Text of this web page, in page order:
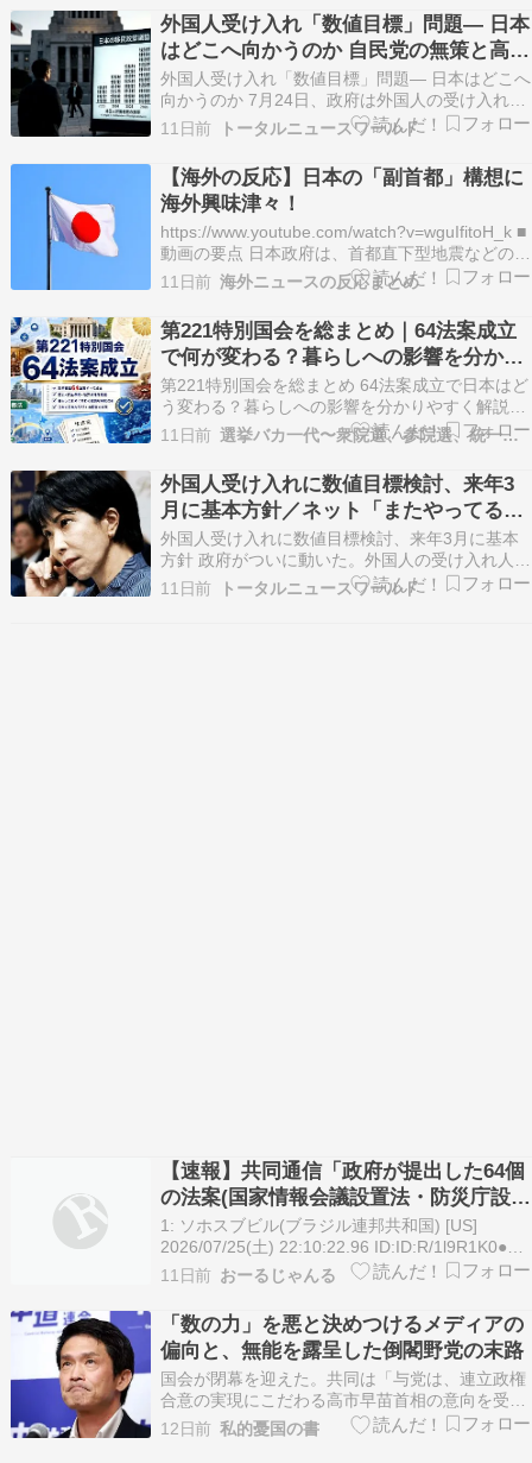
外国人受け入れ「数値目標」問題— 日本
はどこへ向かうのか 自民党の無策と高市
政権の矛盾
外国人受け入れ「数値目標」問題— 日本はどこへ
向かうのか 7月24日、政府は外国人の受け入れの
在り方を検討する有識者会議(ワーキンググルー
プ)を新設しました。自民党と日本維新の会の連
立政権合意に基づき、来年3月までに外国人受け
入れに関する数値目標や上限を含む基本方針をま
とめるとい…
11日前 トータルニュースワールド
【海外の反応】日本の「副首都」構想に
海外興味津々！
https://www.youtube.com/watch?v=wguIfitoH_k ■
動画の要点 日本政府は、首都直下型地震などの巨
大災害で東京が機能停止した場合に備え、政府の
中核機能を代替する「副首都（バックアップ首
都）」を指定する法案を国会に提出しました。こ
の動きは災…
11日前 海外ニュースの反応まとめ
第221特別国会を総まとめ｜64法案成立
で何が変わる？暮らしへの影響を分かり
やすく解説
第221特別国会を総まとめ 64法案成立で日本はど
う変わる？暮らしへの影響を分かりやすく解説
【前編】????この記事の概要✅ 第221特別国会で
は、政府が提出した64本の法案がすべて成立しま
した。✅ 皇室、防災、安全保障、地方分権など、
日本の将来を左右する重要な制度改革が大きく…
11日前 選挙バカ一代〜衆院選、参院選、統一地方選〜
外国人受け入れに数値目標検討、来年3
月に基本方針／ネット「またやってるフ
リか」「検討で制限が進むと受け取って
はいけない」
外国人受け入れに数値目標検討、来年3月に基本
方針 政府がついに動いた。外国人の受け入れ人数
に数値目標を設けるかどうかの検討が始まった。
自民党と日本維新の会の連立政権合意書に基づ
11日前 トータルニュースワールド
【速報】共同通信「政府が提出した64個
の法案(国家情報会議設置法・防災庁設置
法・副首都創設法・国旗破損法)、全て成
立だぞけしからん！！」
1: ソホスブビル(ブラジル連邦共和国) [US]
2026/07/25(土) 22:10:22.96 ID:ID:R/1l9R1K0●25
日閉幕の第221特別国会では、政府による新規提
出の64法案が全て成立した。皇族数確保策を盛り
込んだ改正皇室典範や、インテリジェンス機能を
強化…
11日前 おーるじゃんる
「数の力」を悪と決めつけるメディアの
偏向と、無能を露呈した倒閣野党の末路
国会が閉幕を迎えた。共同は「与党は、連立政権
合意の実現にこだわる高市早苗首相の意向を受
け、「数の力」で審議の強行を連発し―」と書
く。この論調は、相も変わらずの
12日前 私的憂国の書